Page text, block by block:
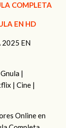
COMPLETA
EN HD
2025 EN
|
| Cine |
Online en